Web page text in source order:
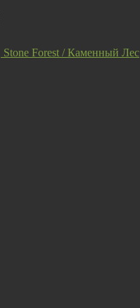
Stone Forest / Каменный Лес